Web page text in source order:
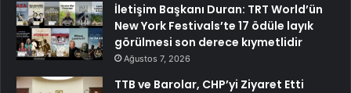
İletişim Başkanı Duran: TRT World’ün
New York Festivals’te 17 ödüle layık
görülmesi son derece kıymetlidir
Ağustos 7, 2026
TTB ve Barolar, CHP’yi Ziyaret Etti